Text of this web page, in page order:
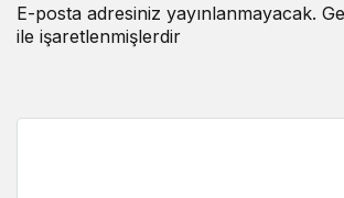
E-posta adresiniz yayınlanmayacak.
ile işaretlenmişlerdir